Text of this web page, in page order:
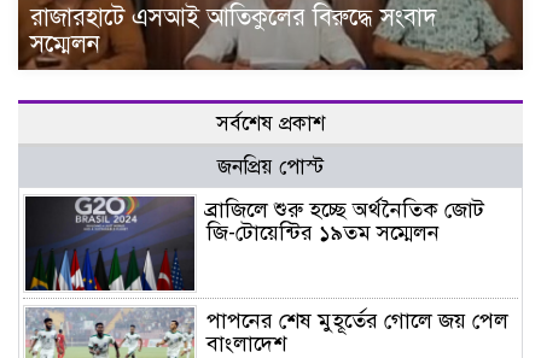
রাজারহাটে এসআই আতিকুলের বিরুদ্ধে সংবাদ
সম্মেলন
সর্বশেষ প্রকাশ
জনপ্রিয় পোস্ট
ব্রাজিলে শুরু হচ্ছে অর্থনৈতিক জোট
জি-টোয়েন্টির ১৯তম সম্মেলন
পাপনের শেষ মুহূর্তের গোলে জয় পেল
বাংলাদেশ